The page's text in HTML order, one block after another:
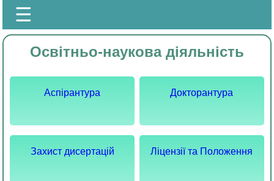
☰
Освітньо-наукова діяльність
Аспірантура Докторантура
Захист дисертацій Ліцензії та Положення